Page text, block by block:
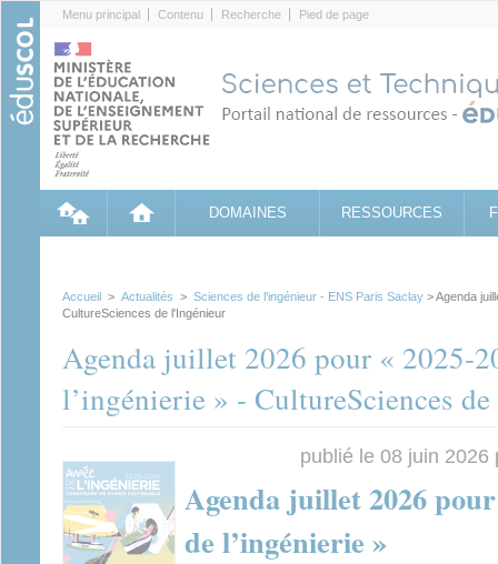
Menu principal Contenu Recherche Pied de page
DOMAINES RESSOURCES
Accueil > Actualités > Sciences de l'ingénieur - ENS Paris Saclay > Agenda
CultureSciences de l'Ingénieur
Agenda juillet 2026 pour « 2025-
l’ingénierie » - CultureSciences
publié le 08 juin
Agenda juillet 2026
de l’ingénierie »